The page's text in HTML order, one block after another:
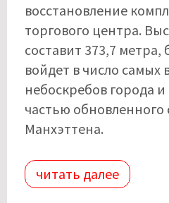
восстановление
торгового центра.
составит 373,7 метра,
войдет в число самых
небоскребов города
частью
Манхэттена.
читать далее